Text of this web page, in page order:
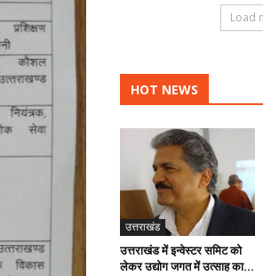
Load
HOT NEWS
उत्तराखंड
उत्तराखंड में इन्वेस्टर समिट को
लेकर उद्योग जगत में उत्साह का...